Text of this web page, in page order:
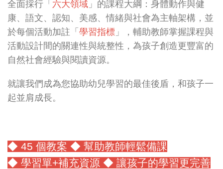
全面採行「 六大領域 」的課程大綱：身體動作與健
康、語文、認知、美感、情緒與社會為主軸架構，並
於每個活動加註「 學習指標 」，輔助教師掌握課程與
活動設計間的關連性與統整性，為孩子創造更豐富的
自然社會經驗與閱讀資源。
就讓我們成為您協助幼兒學習的最佳後盾，和孩子一
起並肩成長。
◆ 45 個教案 ◆ 幫助教師輕鬆備課
◆ 學習單+補充資源 ◆ 讓孩子的學習更完善